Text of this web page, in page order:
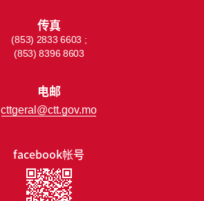
facebook帐号
传真
(853) 2833 6603 ;
(853) 8396 8603
电邮
cttgeral@ctt.gov.mo